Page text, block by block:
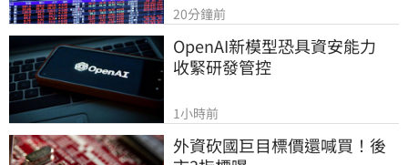
20分鐘前
OpenAI新模型恐具資安能力
收緊研發管控
1小時前
外資砍國巨目標價還喊買！後